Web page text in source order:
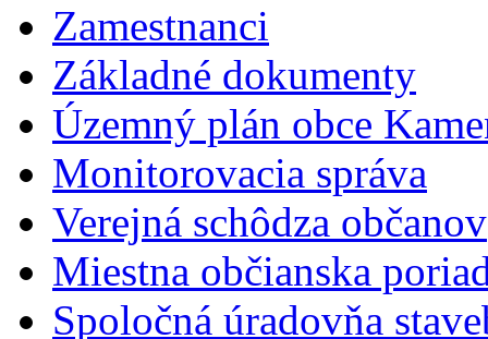
Zamestnanci
Základné dokumenty
Územný plán obce
Monitorovacia správa
Verejná schôdza občanov
Miestna občianska
Spoločná úradovňa